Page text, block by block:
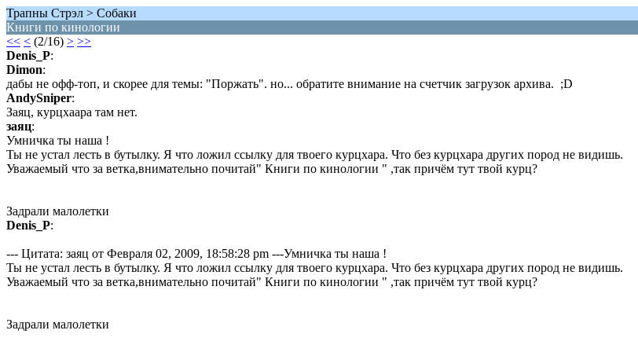
Трапны Стрэл > Собаки
Книги по кинологии
<< < (2/16) > >>
Denis_P:
Dimon:
дабы не офф-топ, и скорее для темы: "Поржать". но... обратите внимание на счетчик загрузок архива. ;D
AndySniper:
Заяц, курцхаара там нет.
заяц:
Умничка ты наша !
Ты не устал лесть в бутылку. Я что ложил ссылку для твоего курцхара. Что без курцхара других пород не видишь.
Уважаемый что за ветка,внимательно почитай" Книги по кинологии " ,так причём тут твой курц?
Задрали малолетки
Denis_P:
--- Цитата: заяц от Февраля 02, 2009, 18:58:28 pm ---Умничка ты наша !
Ты не устал лесть в бутылку. Я что ложил ссылку для твоего курцхара. Что без курцхара других пород не видишь.
Уважаемый что за ветка,внимательно почитай" Книги по кинологии " ,так причём тут твой курц?
Задрали малолетки